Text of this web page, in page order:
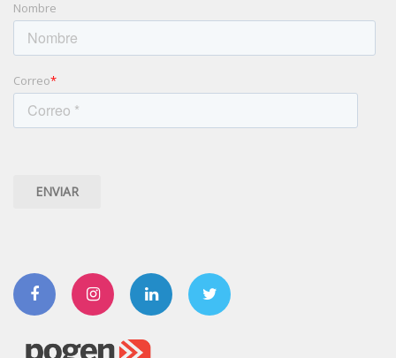
Nombre
Correo*
InstagramLinkedin